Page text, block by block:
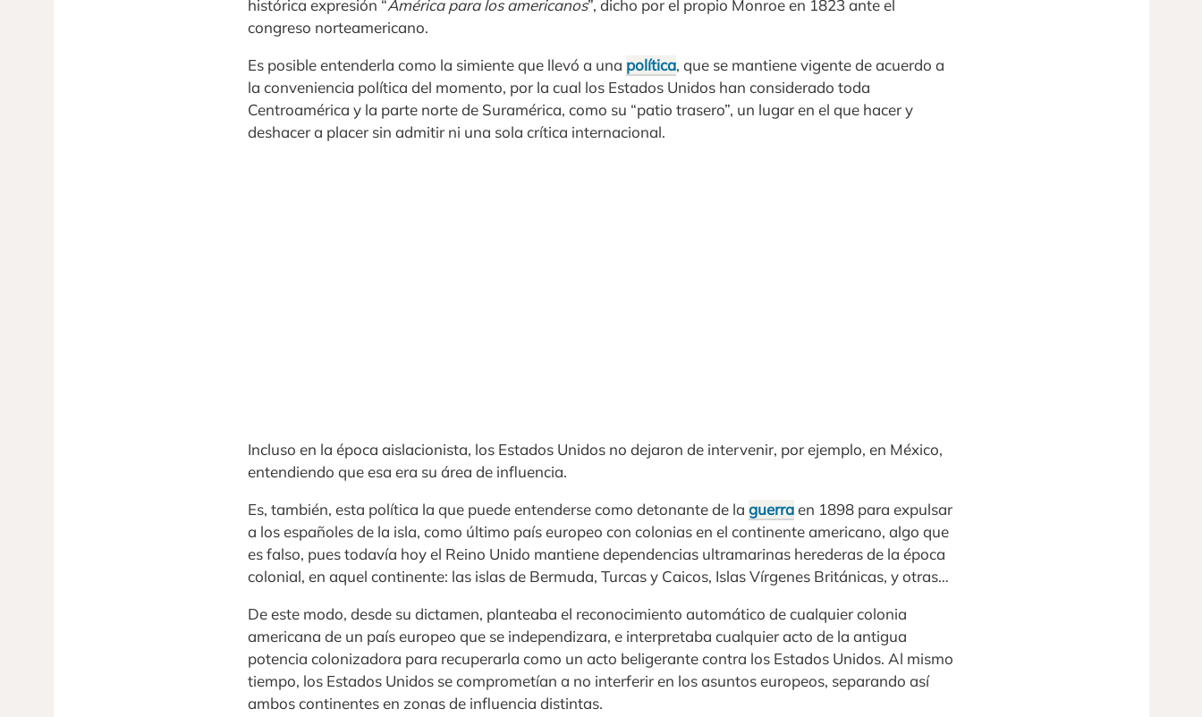
histórica expresión “América para los americanos”, dicho por el propio Monroe en 1823 ante el
congreso norteamericano.
Es posible entenderla como la simiente que llevó a una política, que se mantiene vigente de acuerdo a
la conveniencia política del momento, por la cual los Estados Unidos han considerado toda
Centroamérica y la parte norte de Suramérica, como su “patio trasero”, un lugar en el que hacer y
deshacer a placer sin admitir ni una sola crítica internacional.
Incluso en la época aislacionista, los Estados Unidos no dejaron de intervenir, por ejemplo, en México,
entendiendo que esa era su área de influencia.
Es, también, esta política la que puede entenderse como detonante de la guerraen 1898 para expulsar
a los españoles de la isla, como último país europeo con colonias en el continente americano, algo que
es falso, pues todavía hoy el Reino Unido mantiene dependencias ultramarinas herederas de la época
colonial, en aquel continente: las islas de Bermuda, Turcas y Caicos, Islas Vírgenes Británicas, y otras…
De este modo, desde su dictamen, planteaba el reconocimiento automático de cualquier colonia
americana de un país europeo que se independizara, e interpretaba cualquier acto de la antigua
potencia colonizadora para recuperarla como un acto beligerante contra los Estados Unidos. Al mismo
tiempo, los Estados Unidos se comprometían a no interferir en los asuntos europeos, separando así
ambos continentes en zonas de influencia distintas.